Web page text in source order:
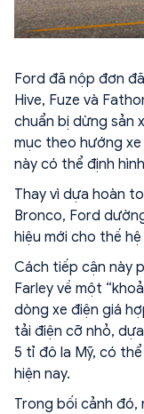
Ford đã nộp đơn
Hive, Fuze và
chuẩn bị dừng sản
mục theo hướng
này có thể định
Thay vì dựa hoàn
Bronco, Ford
hiệu mới cho thế
Cách tiếp cận này
Farley về một
dòng xe điện giá
tải điện cỡ nhỏ,
5 tỉ đô la Mỹ, có
hiện nay.
Trong bối cảnh đó,